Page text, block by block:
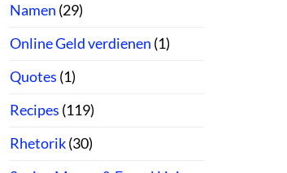
Namen (29)
Online Geld verdienen (1)
Quotes (1)
Recipes (119)
Rhetorik(30)